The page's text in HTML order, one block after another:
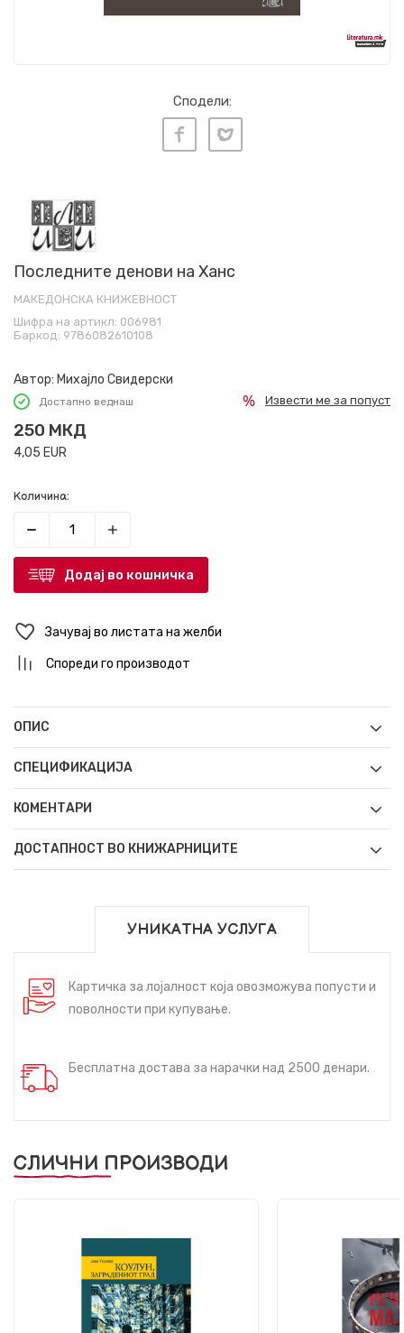
Сподели:
Последните денови на Ханс
МАКЕДОНСКА КНИЖЕВНОСТ
Шифра на артикл: 006981
Баркод: 9786082610108
Автор: Михајло Свидерски
Достапно веднаш
250 МКД
4,05 EUR
Извести ме за попуст
Количина:
Додај во кошничка
Зачувај во листата на желби
Спореди го производот
ОПИС
СПЕЦИФИКАЦИЈА
КОМЕНТАРИ
ДОСТАПНОСТ ВО КНИЖАРНИЦИТЕ
УНИКАТНА УСЛУГА
Картичка за лојалност која овозможува попусти и
поволности при купување.
Бесплатна достава за нарачки над 2500 денари.
СЛИЧНИ ПРОИЗВОДИ